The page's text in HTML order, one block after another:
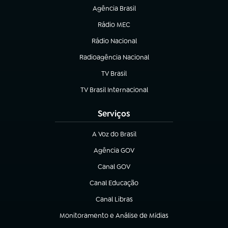
Agência Brasil
(abre em nova aba)
Rádio MEC
(abre em nova aba)
Rádio Nacional
Radioagência Nacional
(abre em nova aba)
TV Brasil
(abre em nova aba)
TV Brasil Internacional
(abre em nova aba)
Serviços
A Voz do Brasil
(abre em nova aba)
Agência GOV
(abre em nova aba)
Canal GOV
(abre em nova aba)
Canal Educação
(abre em nova aba)
Canal Libras
(abre em nova aba)
Monitoramento e Análise de Mídias
(abre em nova aba)